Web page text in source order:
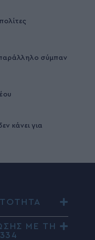
σύμπαν
κάνει για
ΜΕ ΤΗ